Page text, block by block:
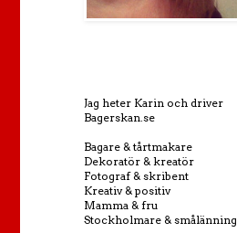
Jag heter Karin och driver
Bagerskan.se
Bagare & tårtmakare
Dekoratör & kreatör
Fotograf & skribent
Kreativ & positiv
Mamma & fru
Stockholmare & smålänning